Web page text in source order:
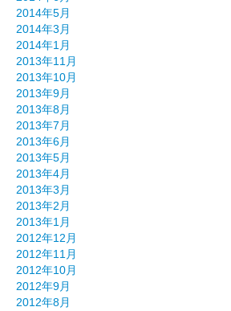
2014年5月
2014年3月
2014年1月
2013年11月
2013年10月
2013年9月
2013年8月
2013年7月
2013年6月
2013年5月
2013年4月
2013年3月
2013年2月
2013年1月
2012年12月
2012年11月
2012年10月
2012年9月
2012年8月